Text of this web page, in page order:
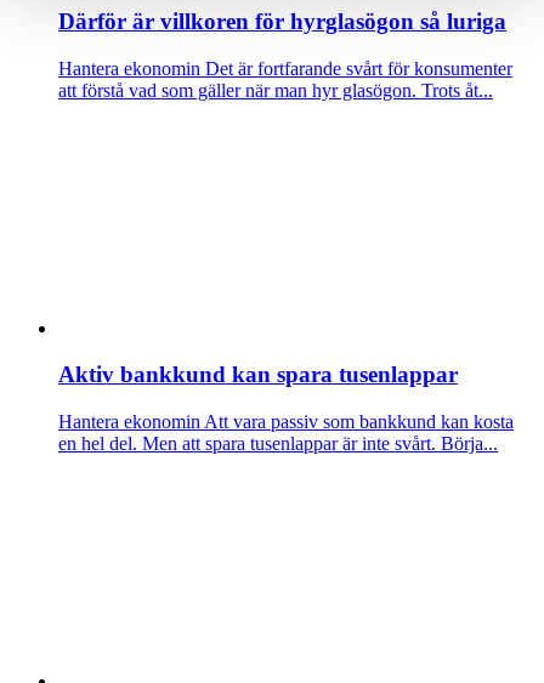
Därför är villkoren för hyrglasögon så luriga
Hantera ekonomin Det är fortfarande svårt för konsumenter
att förstå vad som gäller när man hyr glasögon. Trots åt...
Aktiv bankkund kan spara tusenlappar
Hantera ekonomin Att vara passiv som bankkund kan kosta
en hel del. Men att spara tusenlappar är inte svårt. Börja...